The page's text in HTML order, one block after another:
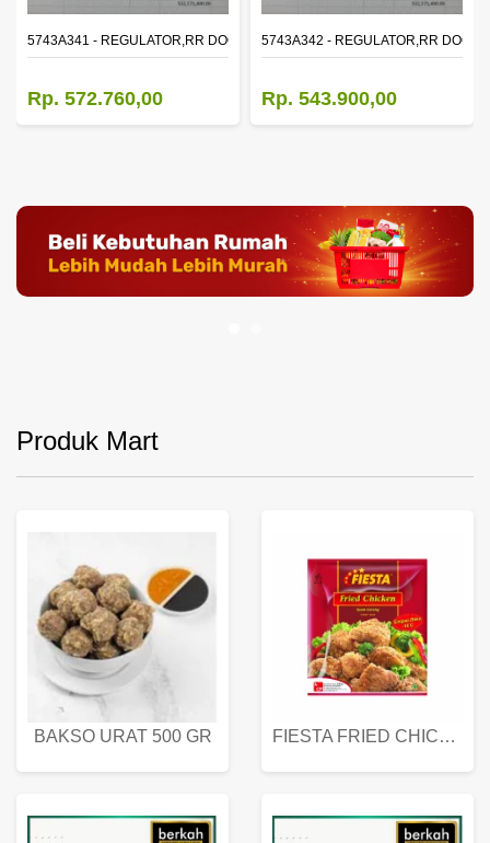
5743A341 - REGULATOR,RR DOOR WINDOW,LH
Rp. 572.760,00
5743A342 - REGULATOR,RR DOOR
Rp. 543.900,00
Produk Mart
BAKSO URAT 500 GR FIESTA FRIED CHICKEN 500 GR